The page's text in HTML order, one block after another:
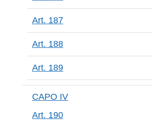
Art. 187
Art. 188
Art. 189
CAPO IV
Art. 190